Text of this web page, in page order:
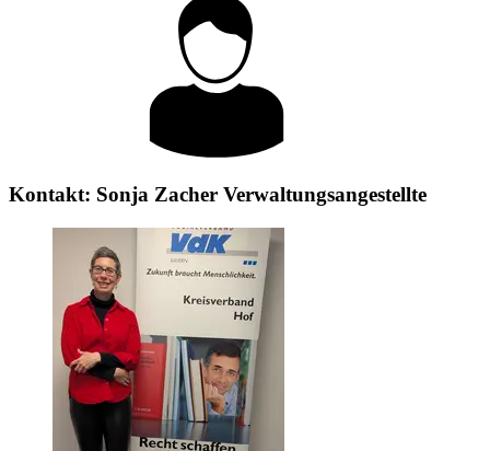
Kontakt: Sonja Zacher Verwaltungsangestellte